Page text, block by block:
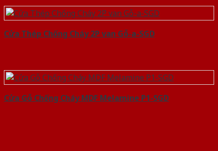
Cửa Thép Chống Cháy 2P van Gỗ-a-SGD
Cửa Gỗ Chống Cháy MDF Melamine P1-SGD